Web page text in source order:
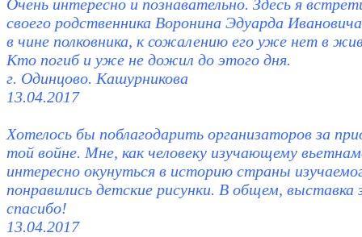
Очень интересно и познавательно. Здесь я
своего родственника Воронина Эдуарда
в чине полковника, к сожалению его уже нет в
Кто погиб и уже не дожил до этого дня.
г. Одинцово. Кашурникова
13.04.2017
Хотелось бы поблагодарить организаторов за
той войне. Мне, как человеку изучающему
интересно окунуться в историю страны
понравились детские рисунки. В общем, выставка
спасибо!
13.04.2017